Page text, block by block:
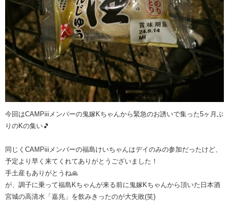
今回はCAMPiiiメンバーの鬼嫁Kちゃんから緊急のお誘いで集った5ヶ月ぶ
りのKの集い🎵
同じくCAMPiiiメンバーの福島けいちゃんはデイのみの参加だったけど、
予定より早く来てくれてありがとうございました！
手土産もありがとうね🙏
が、調子に乗って福島Kちゃんが来る前に鬼嫁Kちゃんから頂いた日本酒
宮城の高清水「嘉兆」を飲みきったのが大失敗(笑)